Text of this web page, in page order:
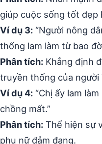
giúp cuộc sống tốt đẹp
Ví dụ 3: “Người nông
thống lam làm từ bao
Phân tích: Khẳng định
truyền thống của người
Ví dụ 4: “Chị ấy lam
chồng mất.”
Phân tích: Thể hiện sự
phụ nữ đảm đang.